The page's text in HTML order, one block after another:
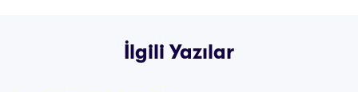
İlgili Yazılar